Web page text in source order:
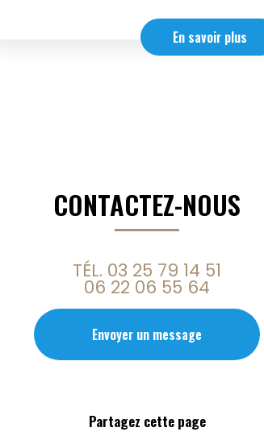
En savoir plus
CONTACTEZ-NOUS
TÉL. 03 25 79 14 51
06 22 06 55 64
Envoyer un message
Partagez cette page